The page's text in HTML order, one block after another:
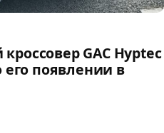
GAC Hyptec
его появлении в